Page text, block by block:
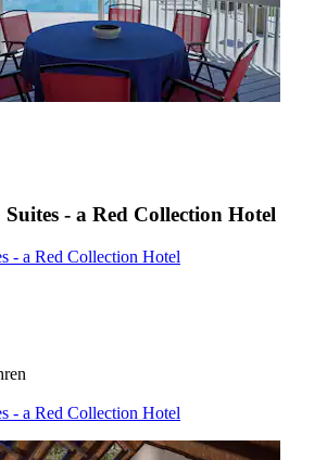
- a Red Collection Hotel
- a Red Collection Hotel
- a Red Collection Hotel